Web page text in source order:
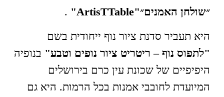
״שולחן האמנים״"ArtisTTable"
.
היא תעביר סדנת ציור נוף ייחודית בשם
"לתפוס נוף – ריטריט ציור נופים וטבע" בנופיה
היפיפיים של שכונת עין כרם בירושלים
המיועדת לחובבי אמנות בכל הרמות. היא גם